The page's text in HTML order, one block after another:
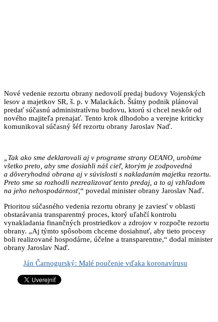
Nové vedenie rezortu obrany nedovolí predaj budovy Vojenských
lesov a majetkov SR, š. p. v Malackách. Štátny podnik plánoval
predať súčasnú administratívnu budovu, ktorú si chcel neskôr od
nového majiteľa prenajať. Tento krok dlhodobo a verejne kriticky
komunikoval súčasný šéf rezortu obrany Jaroslav Naď.
„Tak ako sme deklarovali aj v programe strany OĽANO, urobíme
všetko preto, aby sme dosiahli náš cieľ, ktorým je zodpovedná
a dôveryhodná obrana aj v súvislosti s nakladaním majetku rezortu.
Preto sme sa rozhodli nezrealizovať tento predaj, a to aj vzhľadom
na jeho nehospodárnosť,“ povedal minister obrany Jaroslav Naď.
Prioritou súčasného vedenia rezortu obrany je zaviesť v oblasti
obstarávania transparentný proces, ktorý uľahčí kontrolu
vynakladania finančných prostriedkov a zdrojov v rozpočte rezortu
obrany. „Aj týmto spôsobom chceme dosiahnuť, aby tieto procesy
boli realizované hospodárne, účelne a transparentne,“ dodal minister
obrany Jaroslav Naď.
Ján Čarnogurský: Malé poučenie vďaka koronavírusu